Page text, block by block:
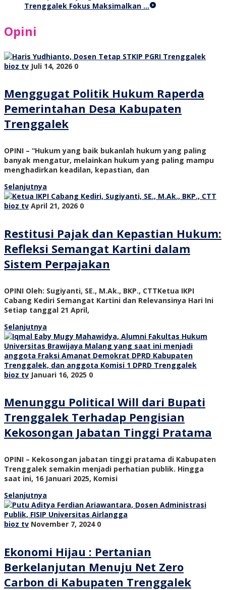
Trenggalek Fokus Maksimalkan …
Opini
bioz tv Juli 14, 2026 0
Menggugat Politik Hukum Raperda
Pemerintahan Desa Kabupaten
Trenggalek
OPINI – “Hukum yang baik bukanlah hukum yang paling
banyak mengatur, melainkan hukum yang paling mampu
menghadirkan keadilan, kepastian, dan
Selanjutnya
bioz tv April 21, 2026 0
Restitusi Pajak dan Kepastian Hukum:
Refleksi Semangat Kartini dalam
Sistem Perpajakan
OPINI Oleh: Sugiyanti, SE., M.Ak., BKP., CTTKetua IKPI
Cabang Kediri Semangat Kartini dan Relevansinya Hari Ini
Setiap tanggal 21 April,
Selanjutnya
bioz tv Januari 16, 2025 0
Menunggu Political Will dari Bupati
Trenggalek Terhadap Pengisian
Kekosongan Jabatan Tinggi Pratama
OPINI – Kekosongan jabatan tinggi pratama di Kabupaten
Trenggalek semakin menjadi perhatian publik. Hingga
saat ini, 16 Januari 2025, Komisi
Selanjutnya
bioz tv November 7, 2024 0
Ekonomi Hijau : Pertanian
Berkelanjutan Menuju Net Zero
Carbon di Kabupaten Trenggalek